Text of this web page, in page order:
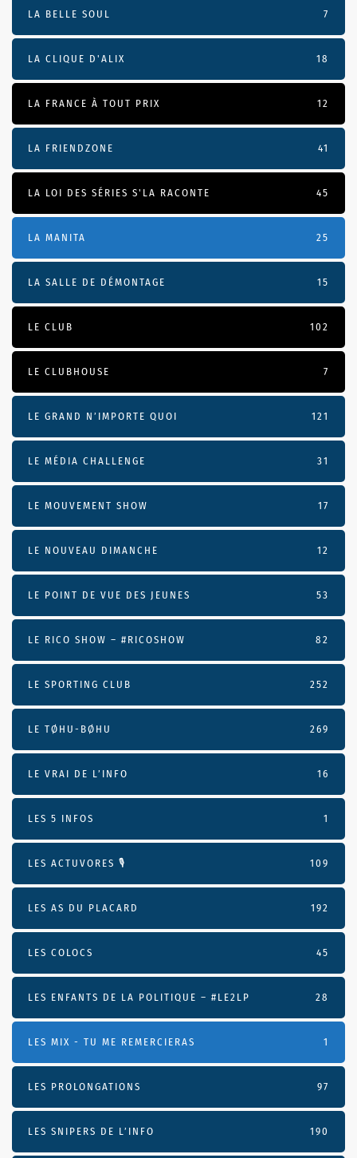
LA BELLE SOUL 7
LA CLIQUE D'ALIX 18
LA FRANCE À TOUT PRIX 12
LA FRIENDZONE 41
LA LOI DES SÉRIES S'LA RACONTE 45
LA MANITA 25
LA SALLE DE DÉMONTAGE 15
LE CLUB 102
LE CLUBHOUSE 7
LE GRAND N’IMPORTE QUOI 121
LE MÉDIA CHALLENGE 31
LE MOUVEMENT SHOW 17
LE NOUVEAU DIMANCHE 12
LE POINT DE VUE DES JEUNES 53
LE RICO SHOW – #RICOSHOW 82
LE SPORTING CLUB 252
LE TØHU-BØHU 269
LE VRAI DE L’INFO 16
LES 5 INFOS 1
LES ACTUVORES 🎙 109
LES AS DU PLACARD 192
LES COLOCS 45
LES ENFANTS DE LA POLITIQUE – #LE2LP 28
LES MIX - TU ME REMERCIERAS 1
LES PROLONGATIONS 97
LES SNIPERS DE L’INFO 190